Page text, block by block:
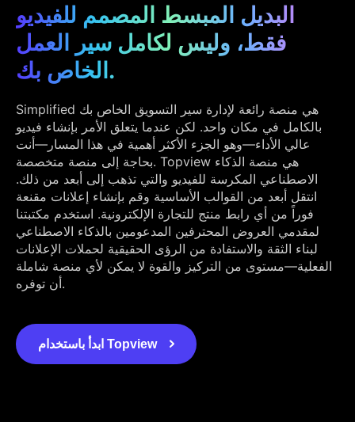
البديل المبسط المصمم للفيديو
فقط، وليس لكامل سير العمل
الخاص بك.
Simplified هي منصة رائعة لإدارة سير التسويق الخاص بك
بالكامل في مكان واحد. لكن عندما يتعلق الأمر بإنشاء فيديو
عالي الأداء—وهو الجزء الأكثر أهمية في هذا المسار—أنت
بحاجة إلى منصة متخصصة. Topview هي منصة الذكاء
الاصطناعي المكرسة للفيديو والتي تذهب إلى أبعد من ذلك.
انتقل أبعد من القوالب الأساسية وقم بإنشاء إعلانات مقنعة
فوراً من أي رابط منتج للتجارة الإلكترونية. استخدم مكتبتنا
لمقدمي العروض المحترفين المدعومين بالذكاء الاصطناعي
لبناء الثقة والاستفادة من الرؤى الحقيقية لحملات الإعلانات
الفعلية—مستوى من التركيز والقوة لا يمكن لأي منصة شاملة
أن توفره.
ابدأ باستخدام Topview